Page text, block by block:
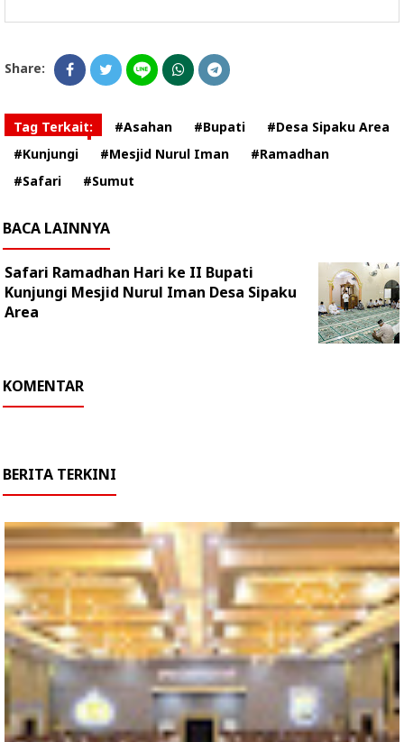
Share:
Tag Terkait: #Asahan #Bupati
#Desa Sipaku Area
#Kunjungi
#Mesjid Nurul Iman
#Ramadhan
#Safari
#Sumut
BACA LAINNYA
Safari Ramadhan Hari ke II Bupati
Kunjungi Mesjid Nurul Iman Desa Sipaku
Area
KOMENTAR
BERITA TERKINI